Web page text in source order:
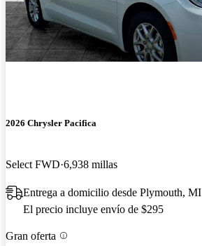
2026 Chrysler Pacifica
Select FWD 6,938 millas
Entrega a domicilio desde Plymouth, MI
El precio incluye envío de $295
Gran oferta